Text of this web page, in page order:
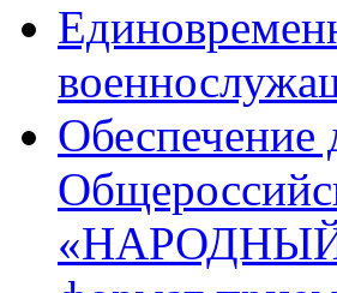
Обеспечение